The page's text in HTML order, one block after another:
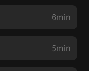
6min
5min